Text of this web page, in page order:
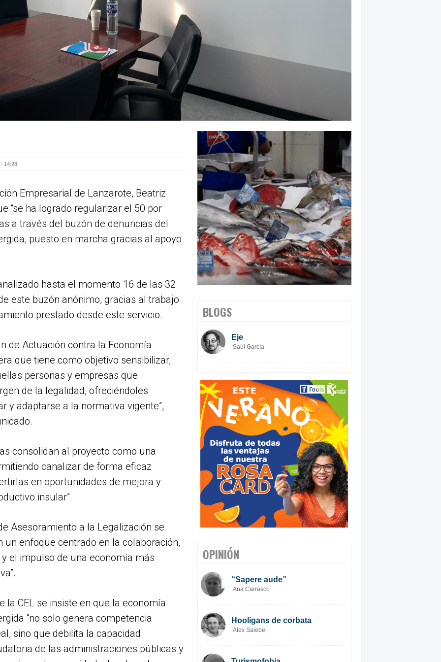
14:28
Empresarial de Lanzarote, Beatriz
“se ha logrado regularizar el 50 por
a través del buzón de denuncias del
puesto en marcha gracias al apoyo
hasta el momento 16 de las 32
este buzón anónimo, gracias al trabajo
prestado desde este servicio.
de Actuación contra la Economía
que tiene como objetivo sensibilizar,
personas y empresas que
de la legalidad, ofreciéndoles
y adaptarse a la normativa vigente”,
consolidan al proyecto como una
canalizar de forma eficaz
en oportunidades de mejora y
insular”.
Asesoramiento a la Legalización se
un enfoque centrado en la colaboración,
el impulso de una economía más
la CEL se insiste en que la economía
“no solo genera competencia
sino que debilita la capacidad
de las administraciones públicas y
BLOGS
Eje
Saúl García
OPINIÓN
“Sapere aude”
Ana Carrasco
Hooligans de corbata
Alex Salebe